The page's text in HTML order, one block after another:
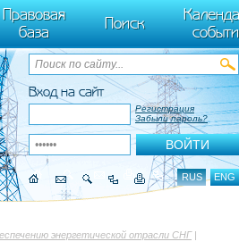
Правовая
база
Поиск
Вход на сайт
Регистрация
Забыли пароль?
RUS ENG
энергетической отрасли СНГ|